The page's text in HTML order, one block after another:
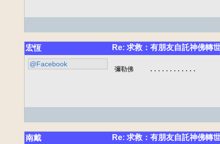
宏恆 Re: 求救：有朋友自託神佛轉
@Facebook
彌勒佛    ............
南戴 Re: 求救：有朋友自託神佛轉